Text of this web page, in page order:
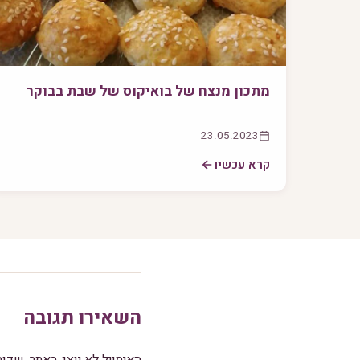
מתכון מנצח של בואיקוס של שבת בבוקר
23.05.2023
קרא עכשיו
השאירו תגובה